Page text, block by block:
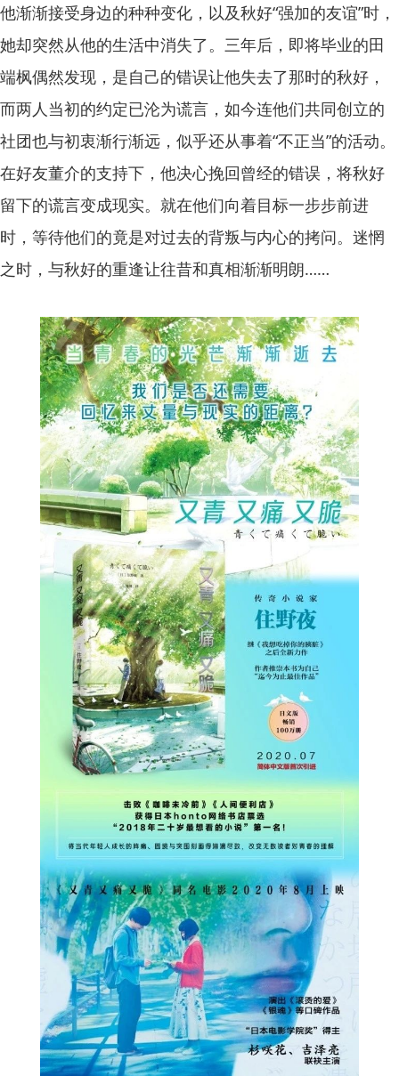
他渐渐接受身边的种种变化，以及秋好“强加的友谊”时，
她却突然从他的生活中消失了。三年后，即将毕业的田
端枫偶然发现，是自己的错误让他失去了那时的秋好，
而两人当初的约定已沦为谎言，如今连他们共同创立的
社团也与初衷渐行渐远，似乎还从事着“不正当”的活动。
在好友董介的支持下，他决心挽回曾经的错误，将秋好
留下的谎言变成现实。就在他们向着目标一步步前进
时，等待他们的竟是对过去的背叛与内心的拷问。迷惘
之时，与秋好的重逢让往昔和真相渐渐明朗……